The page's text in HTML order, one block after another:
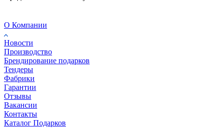
О Компании
Новости
Производство
Брендирование подарков
Тендеры
Фабрики
Гарантии
Отзывы
Вакансии
Контакты
Каталог Подарков